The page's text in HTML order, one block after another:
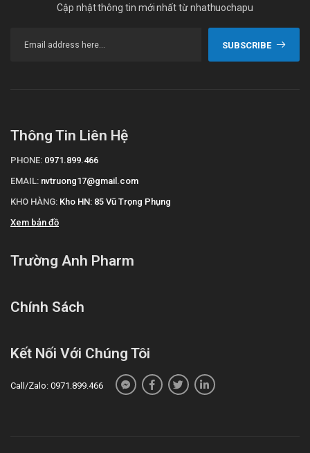
Cập nhật thông tin mới nhất từ nhathuochapu
SUBSCRIBE
Thông Tin Liên Hệ
PHONE: 0971.899.466
EMAIL: nvtruong17@gmail.com
KHO HÀNG: Kho HN: 85 Vũ Trọng Phụng
Xem bản đồ
Trường Anh Pharm
Chính Sách
Kết Nối Với Chúng Tôi
Call/Zalo: 0971.899.466